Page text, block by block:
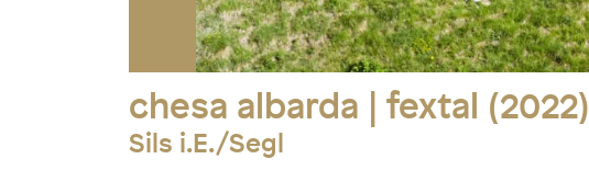
chesa albarda | fextal (2022)
Sils i.E./Segl